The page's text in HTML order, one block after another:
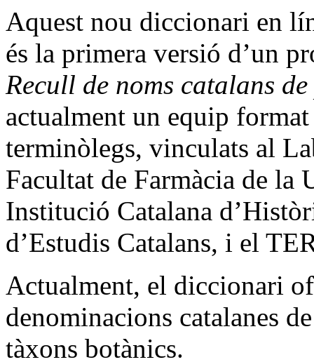
Aquest nou diccionari en
és la primera versió d’un
Recull de noms catalans
actualment un equip
terminòlegs, vinculats al
Facultat de Farmàcia de la
Institució Catalana
d’Estudis Catalans, i el
Actualment, el diccionari
denominacions catalanes
tàxons botànics.